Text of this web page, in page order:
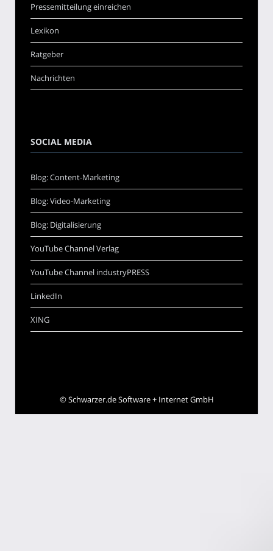
Pressemitteilung einreichen
Lexikon
Ratgeber
Nachrichten
SOCIAL MEDIA
Blog: Content-Marketing
Blog: Video-Marketing
Blog: Digitalisierung
YouTube Channel Verlag
YouTube Channel industryPRESS
LinkedIn
XING
©Schwarzer.de Software + Internet GmbH